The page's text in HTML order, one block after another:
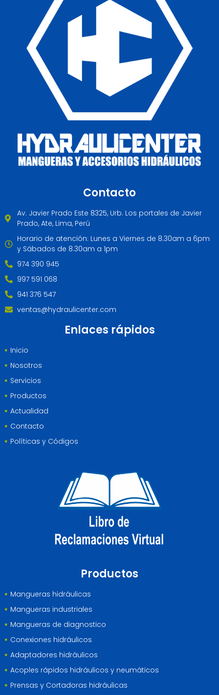
Contacto
Av. Javier Prado Este 8325, Urb. Los portales de Javier
Prado, Ate, Lima, Perú
Horario de atención: Lunes a Viernes de 8.30am a 6pm
y Sábados de 8.30am a 1pm
974 390 945
997 591 068
941 376 547
ventas@hydraulicenter.com
Enlaces rápidos
Inicio
Nosotros
Servicios
Productos
Actualidad
Contacto
Políticas y Códigos
Productos
Mangueras hidráulicas
Mangueras industriales
Mangueras de diagnostico
Conexiones hidráulicos
Adaptadores hidráulicos
Acoples rápidos hidráulicos y neumáticos
Prensas y Cortadoras hidráulicas